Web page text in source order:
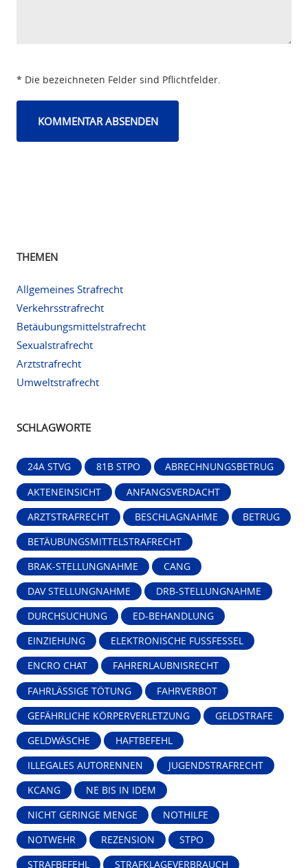
* Die bezeichneten Felder sind Pflichtfelder.
THEMEN
Allgemeines Strafrecht
Verkehrsstrafrecht
Betäubungsmittelstrafrecht
Sexualstrafrecht
Arztstrafrecht
Umweltstrafrecht
SCHLAGWORTE
24A STVG 81B STPO ABRECHNUNGSBETRUG
AKTENEINSICHT ANFANGSVERDACHT
ARZTSTRAFRECHT BESCHLAGNAHME BETRUG
BETÄUBUNGSMITTELSTRAFRECHT
BRAK-STELLUNGNAHME CANG
DAV STELLUNGNAHME DRB-STELLUNGNAHME
DURCHSUCHUNG ED-BEHANDLUNG
EINZIEHUNG ELEKTRONISCHE FUSSFESSEL
ENCRO CHAT FAHRERLAUBNISRECHT
FAHRLÄSSIGE TÖTUNG FAHRVERBOT
GEFÄHRLICHE KÖRPERVERLETZUNG GELDSTRAFE
GELDWÄSCHE HAFTBEFEHL
ILLEGALES AUTORENNEN JUGENDSTRAFRECHT
KCANG NE BIS IN IDEM
NICHT GERINGE MENGE NOTHILFE
NOTWEHR REZENSION STPO
STRAFBEFEHL STRAFKLAGEVERBRAUCH